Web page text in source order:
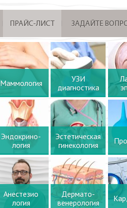
ПРАЙС-ЛИСТ ЗАДАЙТЕ
Маммология
УЗИ
диагностика
Эндокрино-
логия
Эстетическая
гинекология
Анестезио
логия
Дермато-
венерология